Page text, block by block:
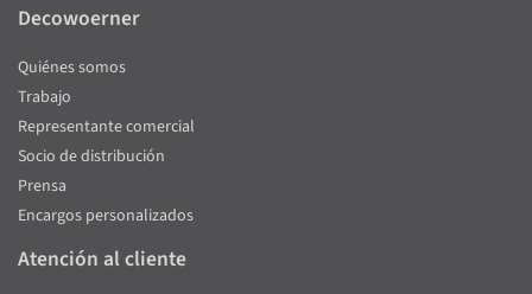
Decowoerner
Quiénes somos
Trabajo
Representante comercial
Socio de distribución
Prensa
Encargos personalizados
Atención al cliente